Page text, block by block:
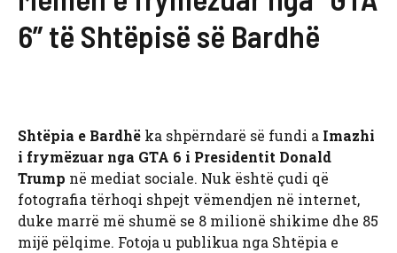
6” të Shtëpisë së Bardhë
Shtëpia e Bardhë ka shpërndarë së fundi a Imazhi
i frymëzuar nga GTA 6 i Presidentit Donald
Trump në mediat sociale. Nuk është çudi që
fotografia tërhoqi shpejt vëmendjen në internet,
duke marrë më shumë se 8 milionë shikime dhe 85
mijë pëlqime. Fotoja u publikua nga Shtëpia e